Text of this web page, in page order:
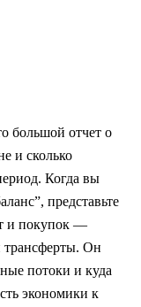
большой отчет о
и сколько
Когда вы
представьте
и покупок —
трансферты. Он
потоки и куда
экономики к